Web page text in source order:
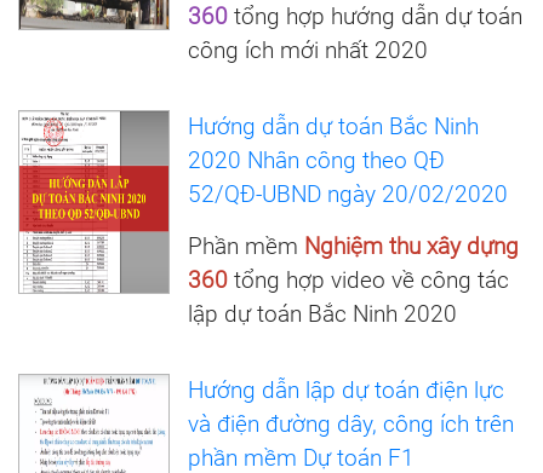
360tổng hợp hướng dẫn dự toán
công ích mới nhất 2020
Hướng dẫn dự toán Bắc Ninh
2020 Nhân công theo QĐ
52/QĐ-UBND ngày 20/02/2020
Phần mềm Nghiệm thu xây dựng
360 tổng hợp video về công tác
lập dự toán Bắc Ninh 2020
Hướng dẫn lập dự toán điện lực
và điện đường dây, công ích trên
phần mềm Dự toán F1